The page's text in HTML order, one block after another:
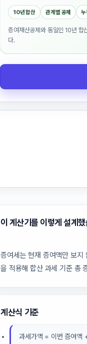
10년 합산 관계별 공제 누
증여재산공제와 동일인 10년 합
다.
이 계산기를 이렇게 설계
증여세는 현재 증여액만 보지
을 적용해 합산 과세 기준 총
계산식 기준
과세가액 = 이번 증여액